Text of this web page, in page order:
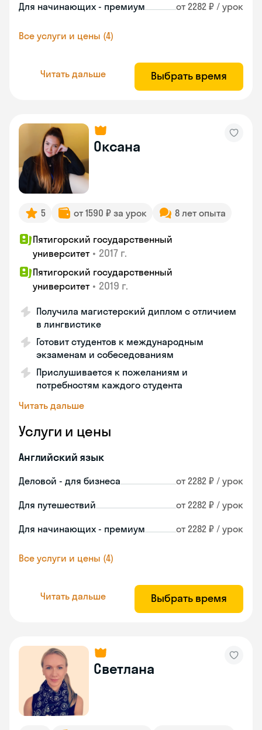
Для начинающих - премиум от 2282 ₽ / урок
Все услуги и цены (4)
Читать дальше Выбрать время
Оксана
5 от 1590 ₽ за урок 8 лет опыта
Пятигорский государственный
университет • 2017 г.
Пятигорский государственный
университет • 2019 г.
Получила магистерский диплом с отличием
в лингвистике
Готовит студентов к международным
экзаменам и собеседованиям
Прислушивается к пожеланиям и
потребностям каждого студента
Читать дальше
Услуги и цены
Английский язык
Деловой - для бизнеса от 2282 ₽ / урок
Для путешествий от 2282 ₽ / урок
Для начинающих - премиум от 2282 ₽ / урок
Все услуги и цены (4)
Читать дальше Выбрать время
Светлана